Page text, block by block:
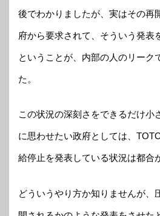
後でわかりましたが、実はその再
府から要求されて、そういう発表
ということが、内部の人のリーク
た。
この状況の深刻さをできるだけ小
に思わせたい政府としては、
給停止を発表している状況は都合
どういうやり方か知りませんが、